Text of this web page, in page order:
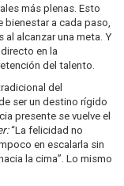
más plenas. Esto
bienestar a cada paso,
alcanzar una meta. Y
en la
del talento.
del
ser un destino rígido
presente se vuelve el
“La felicidad no
en escalarla sin
la cima”. Lo mismo